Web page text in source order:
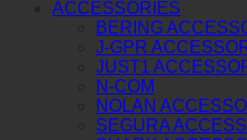
ACCESSORIES
BERING
J-GPR
JUST1
N-COM
NOLAN
SEGURA